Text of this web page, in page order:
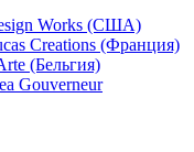
Works (США)
Creations (Франция)
(Бельгия)
Gouverneur